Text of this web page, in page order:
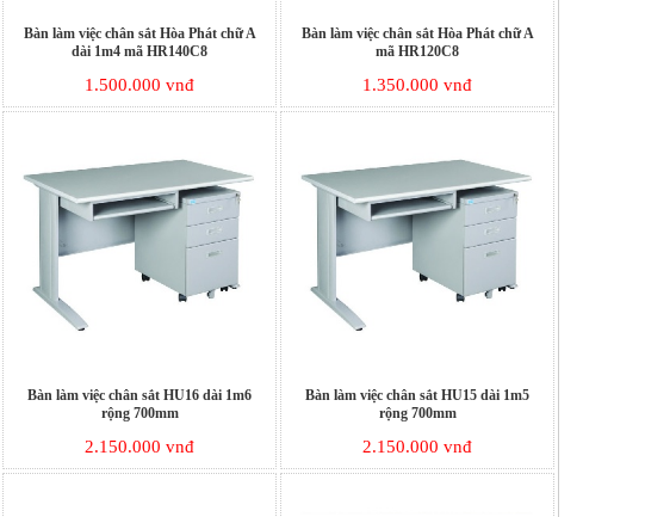
Bàn làm việc chân sắt Hòa Phát chữ A
dài 1m4 mã HR140C8
1.500.000 vnđ
Bàn làm việc chân sắt Hòa Phát chữ A
mã HR120C8
1.350.000 vnđ
Bàn làm việc chân sắt HU16 dài 1m6
rộng 700mm
2.150.000 vnđ
Bàn làm việc chân sắt HU15 dài 1m5
rộng 700mm
2.150.000 vnđ